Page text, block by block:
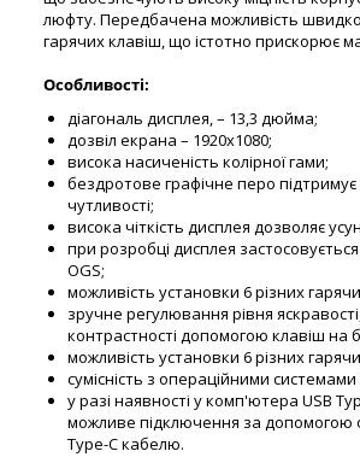
люфту. Передбачена можливість
гарячих клавіш, що істотно прискорює
Особливості:
діагональ дисплея, – 13,3 дюйма;
дозвіл екрана – 1920х1080;
висока насиченість колірної гами;
бездротове графічне перо підтримує
чутливості;
висока чіткість дисплея дозволяє
при розробці дисплея застосовується
OGS;
можливість установки 6 різних
зручне регулювання рівня яскравості,
контрастності допомогою клавіш на
можливість установки 6 різних
сумісність з операційними системами
у разі наявності у комп'ютера USB
можливе підключення за допомогою
Type-C кабелю.